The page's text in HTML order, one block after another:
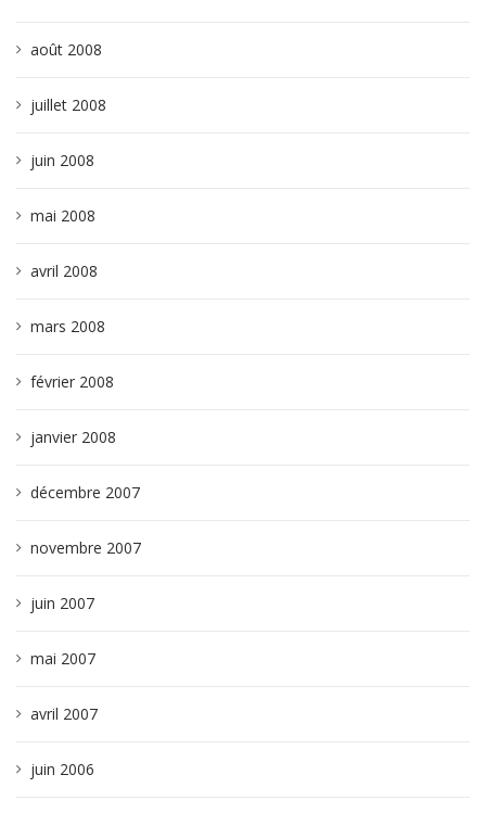
août 2008
juillet 2008
juin 2008
mai 2008
avril 2008
mars 2008
février 2008
janvier 2008
décembre 2007
novembre 2007
juin 2007
mai 2007
avril 2007
juin 2006